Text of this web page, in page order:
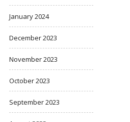
January 2024
December 2023
November 2023
October 2023
September 2023